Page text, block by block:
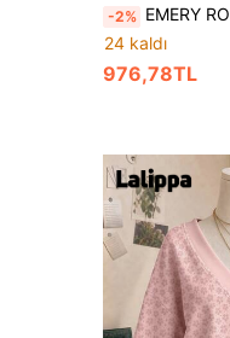
-2% EMERY ROSE Kadınlar için Şık Tatil Güneşli Plaj
24 kaldı
976,78TL